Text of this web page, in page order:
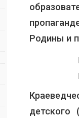
Родины и
детского